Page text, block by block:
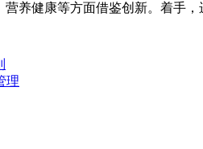
健康等方面借鉴创新。着手，
理